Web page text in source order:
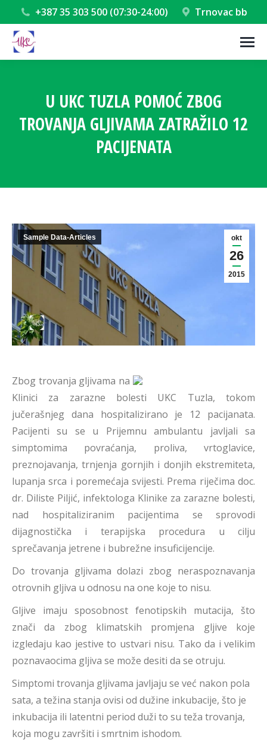
+387 35 303 500 (07:30-24:00) Trnovac bb
U UKC TUZLA POMOĆ ZBOG
TROVANJA GLJIVAMA ZATRAŽILO 12
PACIJENATA
okt
26
2015
Sample Data-Articles
Zbog trovanja gljivama na
Klinici za zarazne bolesti UKC Tuzla, tokom
jučerašnjeg dana hospitalizirano je 12 pacijanata.
Pacijenti su se u Prijemnu ambulantu javljali sa
simptomima povraćanja, proliva, vrtoglavice,
preznojavanja, trnjenja gornjih i donjih ekstremiteta,
lupanja srca i poremećaja svijesti. Prema riječima doc.
dr. Diliste Piljić, infektologa Klinike za zarazne bolesti,
nad hospitaliziranim pacijentima se sprovodi
dijagnostička i terapijska procedura u cilju
sprečavanja jetrene i bubrežne insuficijencije.
Do trovanja gljivama dolazi zbog neraspoznavanja
otrovnih gljiva u odnosu na one koje to nisu.
Gljive imaju sposobnost fenotipskih mutacija, što
znači da zbog klimatskih promjena gljive koje
izgledaju kao jestive to ustvari nisu. Tako da i velikim
poznavaocima gljiva se može desiti da se otruju.
Simptomi trovanja gljivama javljaju se već nakon pola
sata, a težina stanja ovisi od dužine inkubacije, što je
inkubacija ili latentni period duži to su teža trovanja,
koja mogu završiti i smrtnim ishodom.